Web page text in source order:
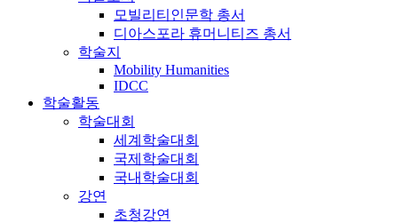
모빌리티인문학 총서
디아스포라 휴머니티즈 총서
학술지
Mobility Humanities
IDCC
학술활동
학술대회
세계학술대회
국제학술대회
국내학술대회
강연
초청강연